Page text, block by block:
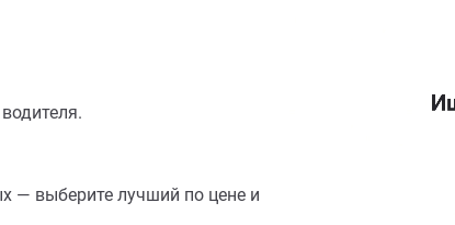
— выберите лучший по цене и